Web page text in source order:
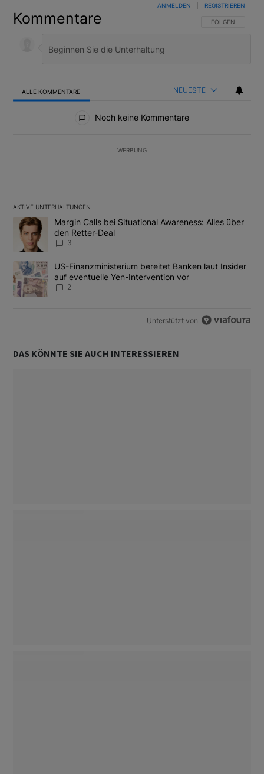
Kommentare FOLGE DIESER
FOLGEN
ANMELDEN REGISTRIEREN
ALLE KOMMENTARE NEUESTE
Noch keine Kommentare
WERBUNG
AKTIVE UNTERHALTUNGEN
Das Folgende ist eine Liste der am meisten kommentierten
Ein Trendartikel mit dem Titel "Margin Calls bei Situational
Margin Calls bei Situational Awareness: Alles über
den Retter-Deal
3
Ein Trendartikel mit dem Titel "US-Finanzministerium bereitet
US-Finanzministerium bereitet Banken laut Insider
auf eventuelle Yen-Intervention vor
2
Unterstützt von
DAS KÖNNTE SIE AUCH INTERESSIEREN